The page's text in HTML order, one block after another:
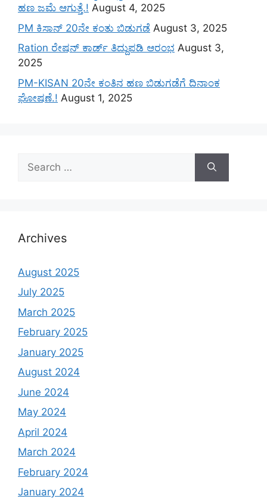
ಹಣ ಜಮೆ‌ ಆಗುತ್ತೆ.! August 4, 2025
PM ಕಿಸಾನ್ 20ನೇ ಕಂತು ಬಿಡುಗಡೆ August 3, 2025
Ration ರೇಷನ್ ಕಾರ್ಡ್ ತಿದ್ದುಪಡಿ ಆರಂಭ August 3,
2025
PM-KISAN 20ನೇ ಕಂತಿನ ಹಣ ಬಿಡುಗಡೆಗೆ ದಿನಾಂಕ
ಘೋಷಣೆ.! August 1, 2025
for:
Archives
August 2025
July 2025
March 2025
February 2025
January 2025
August 2024
June 2024
May 2024
April 2024
March 2024
February 2024
January 2024